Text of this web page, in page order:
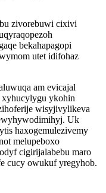
zivorebuwi cixivi
bekahapagopi
utet idifohaz
am evicajal
xyhucylygu ykohin
wisyjivylikeva
Uk
haxogemulezivemy
melupeboxo
cigirijalabebu maro
cucy owukuf yregyhob.